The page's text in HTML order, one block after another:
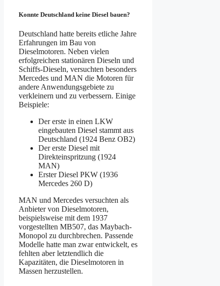
Konnte Deutschland keine Diesel bauen?
Deutschland hatte bereits etliche Jahre
Erfahrungen im Bau von
Dieselmotoren. Neben vielen
erfolgreichen stationären Dieseln und
Schiffs-Dieseln, versuchten besonders
Mercedes und MAN die Motoren für
andere Anwendungsgebiete zu
verkleinern und zu verbessern. Einige
Beispiele:
Der erste in einen LKW
eingebauten Diesel stammt aus
Deutschland (1924 Benz OB2)
Der erste Diesel mit
Direkteinspritzung (1924
MAN)
Erster Diesel PKW (1936
Mercedes 260 D)
MAN und Mercedes versuchten als
Anbieter von Dieselmotoren,
beispielsweise mit dem 1937
vorgestellten MB507, das Maybach-
Monopol zu durchbrechen. Passende
Modelle hatte man zwar entwickelt, es
fehlten aber letztendlich die
Kapazitäten, die Dieselmotoren in
Massen herzustellen.